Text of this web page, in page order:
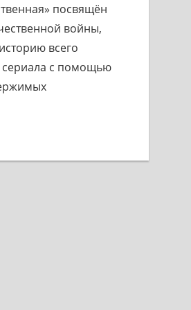
посвящён
войны,
всего
сериала с помощью